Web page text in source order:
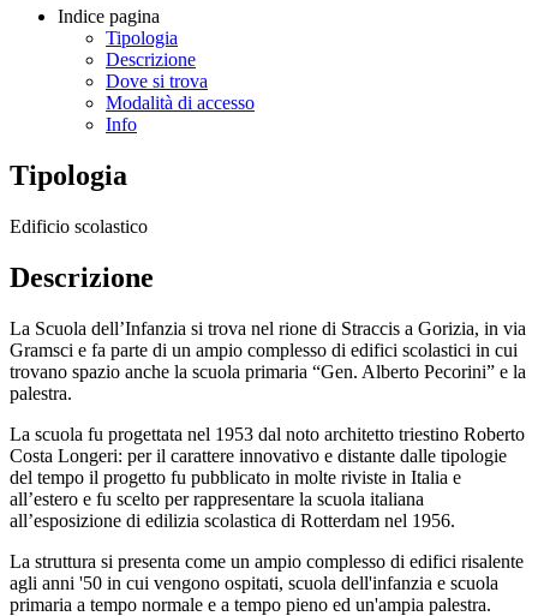
Indice pagina
Tipologia
Descrizione
Dove si trova
Modalità di accesso
Info
Tipologia
Edificio scolastico
Descrizione
La Scuola dell’Infanzia si trova nel rione di Straccis a Gorizia, in via
Gramsci e fa parte di un ampio complesso di edifici scolastici in cui
trovano spazio anche la scuola primaria “Gen. Alberto Pecorini” e la
palestra.
La scuola fu progettata nel 1953 dal noto architetto triestino Roberto
Costa Longeri: per il carattere innovativo e distante dalle tipologie
del tempo il progetto fu pubblicato in molte riviste in Italia e
all’estero e fu scelto per rappresentare la scuola italiana
all’esposizione di edilizia scolastica di Rotterdam nel 1956.
La struttura si presenta come un ampio complesso di edifici risalente
agli anni '50 in cui vengono ospitati, scuola dell'infanzia e scuola
primaria a tempo normale e a tempo pieno ed un'ampia palestra.